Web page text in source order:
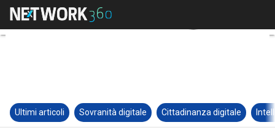
Ultimi articoli Sovranità digitale Cittadinanza digitale